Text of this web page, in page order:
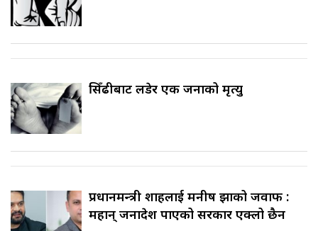
सिँढीबाट लडेर एक जनाको मृत्यु
प्रधानमन्त्री शाहलाई मनीष झाको जवाफ :
महान् जनादेश पाएको सरकार एक्लो छैन